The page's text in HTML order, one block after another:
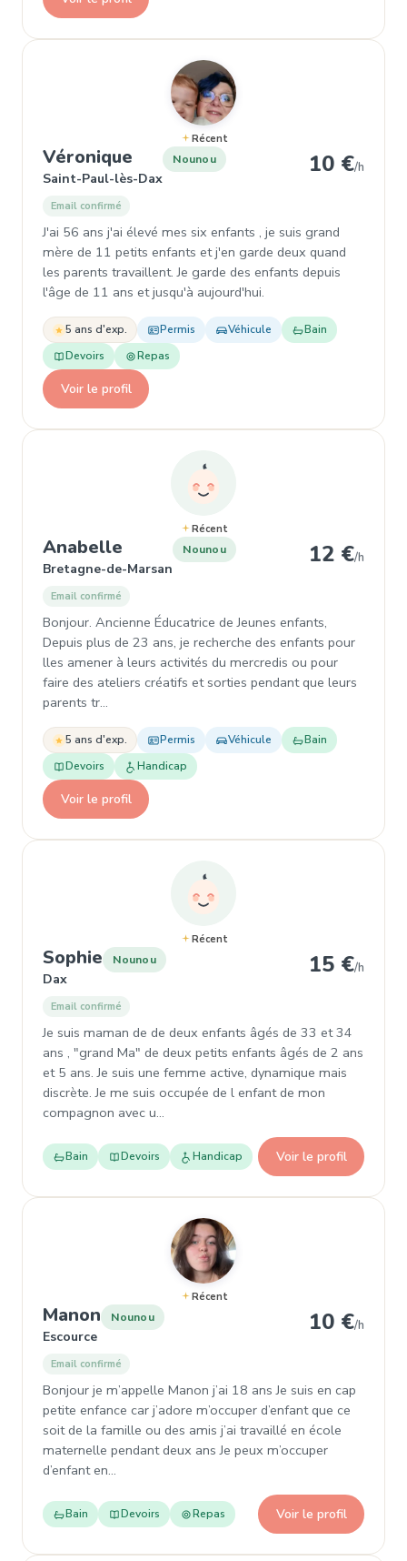
Récent
Véronique , Nounou à Saint-Paul-lès-Dax
Saint-Paul-lès-Dax
Nounou 10 €/h
Email confirmé
J'ai 56 ans j'ai élevé mes six enfants , je suis grand
mère de 11 petits enfants et j'en garde deux quand
les parents travaillent. Je garde des enfants depuis
l'âge de 11 ans et jusqu'à aujourd'hui.
5 ans d'exp. Permis Véhicule
Bain
Devoirs
Repas
Voir le profil
Récent
Anabelle , Nounou à Bretagne-de-Marsan
Bretagne-de-Marsan
Nounou 12 €/h
Email confirmé
Bonjour. Ancienne Éducatrice de Jeunes enfants,
Depuis plus de 23 ans, je recherche des enfants pour
lles amener à leurs activités du mercredis ou pour
faire des ateliers créatifs et sorties pendant que leurs
parents tr…
5 ans d'exp. Permis Véhicule
Bain
Devoirs
Handicap
Voir le profil
Récent
Sophie, Nounou à Dax
Dax
Nounou 15 €/h
Email confirmé
Je suis maman de de deux enfants âgés de 33 et 34
ans , "grand Ma" de deux petits enfants âgés de 2 ans
et 5 ans. Je suis une femme active, dynamique mais
discrète. Je me suis occupée de l enfant de mon
compagnon avec u…
Bain Devoirs Handicap Voir le profil
Récent
Manon, Nounou à Escource
Escource
Nounou 10 €/h
Email confirmé
Bonjour je m’appelle Manon j’ai 18 ans Je suis en cap
petite enfance car j’adore m’occuper d’enfant que ce
soit de la famille ou des amis j’ai travaillé en école
maternelle pendant deux ans Je peux m’occuper
d’enfant en…
Bain Devoirs Repas Voir le profil